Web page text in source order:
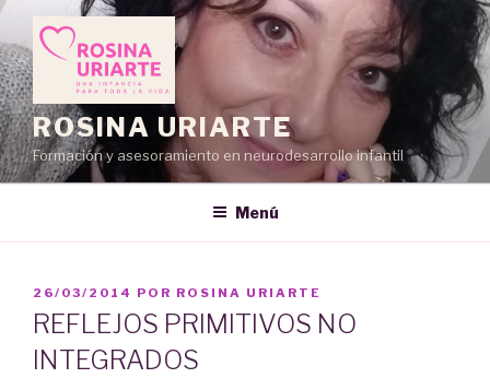
Saltar
al
contenido
ROSINA URIARTE
Formación y asesoramiento en neurodesarrollo infantil
Menú
PUBLICADO
EL
26/03/2014 POR ROSINA URIARTE
REFLEJOS PRIMITIVOS NO
INTEGRADOS